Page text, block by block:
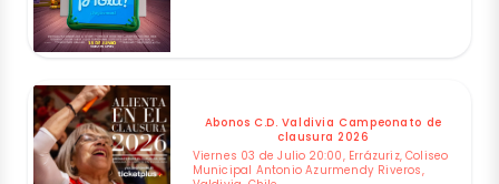
Abonos C.D. Valdivia Campeonato de
clausura 2026
Viernes 03 de Julio 20:00, Errázuriz, Coliseo
Municipal Antonio Azurmendy Riveros,